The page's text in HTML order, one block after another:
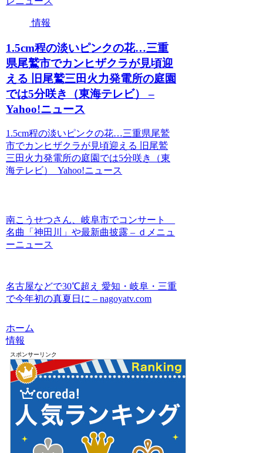
情報
1.5cm程の淡いピンクの花…三重
県尾鷲市でカンヒザクラが見頃迎
える 旧尾鷲三田火力発電所の庭園
では5分咲き（東海テレビ） –
Yahoo!ニュース
1.5cm程の淡いピンクの花…三重県尾鷲
市でカンヒザクラが見頃迎える 旧尾鷲
三田火力発電所の庭園では5分咲き（東
海テレビ） Yahoo!ニュース
南こうせつさん、岐阜市でコンサート
名曲「神田川」や最新曲披露 – ｄメニュ
ーニュース
名古屋などで30℃超え 愛知・岐阜・三重
で今年初の真夏日に – nagoyatv.com
ホーム
情報
スポンサーリンク